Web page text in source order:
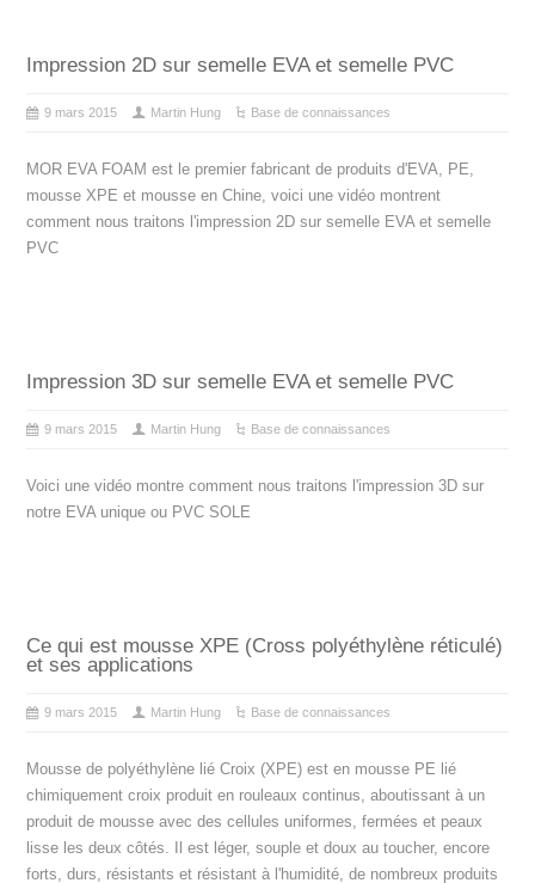
Impression 2D sur semelle EVA et semelle PVC
9 mars 2015 Martin Hung Base de connaissances
MOR EVA FOAM est le premier fabricant de produits d'EVA, PE,
mousse XPE et mousse en Chine, voici une vidéo montrent
comment nous traitons l'impression 2D sur semelle EVA et semelle
PVC
Impression 3D sur semelle EVA et semelle PVC
9 mars 2015 Martin Hung Base de connaissances
Voici une vidéo montre comment nous traitons l'impression 3D sur
notre EVA unique ou PVC SOLE
Ce qui est mousse XPE (Cross polyéthylène réticulé)
et ses applications
9 mars 2015 Martin Hung Base de connaissances
Mousse de polyéthylène lié Croix (XPE) est en mousse PE lié
chimiquement croix produit en rouleaux continus, aboutissant à un
produit de mousse avec des cellules uniformes, fermées et peaux
lisse les deux côtés. Il est léger, souple et doux au toucher, encore
forts, durs, résistants et résistant à l'humidité, de nombreux produits